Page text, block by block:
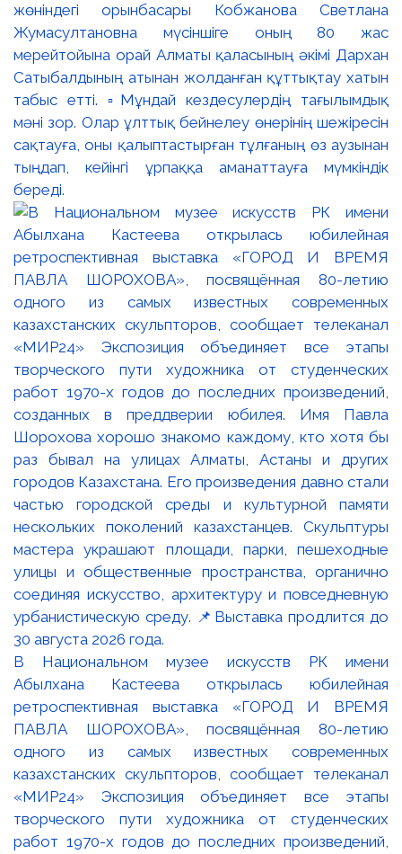
жөніндегі орынбасары Кобжанова Светлана
Жумасултановна мүсіншіге оның 80 жас
мерейтойына орай Алматы қаласының әкімі Дархан
Сатыбалдының атынан жолданған құттықтау хатын
табыс етті. ▫️Мұндай кездесулердің тағылымдық
мәні зор. Олар ұлттық бейнелеу өнерінің шежіресін
сақтауға, оны қалыптастырған тұлғаның өз аузынан
тыңдап, кейінгі ұрпаққа аманаттауға мүмкіндік
береді.
В Национальном музее искусств РК имени
Абылхана Кастеева открылась юбилейная
ретроспективная выставка «ГОРОД И ВРЕМЯ
ПАВЛА ШОРОХОВА», посвящённая 80-летию
одного из самых известных современных
казахстанских скульпторов, сообщает телеканал
«МИР24» Экспозиция объединяет все этапы
творческого пути художника от студенческих
работ 1970-х годов до последних произведений,